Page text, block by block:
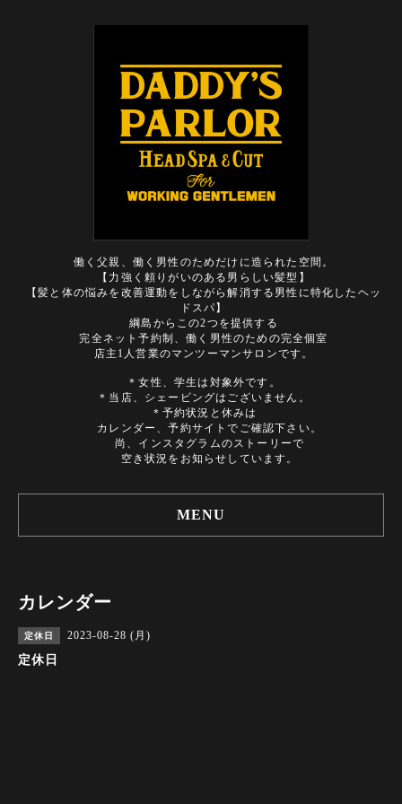
働く父親、働く男性のためだけに造られた空間。
【力強く頼りがいのある男らしい髪型】
【髪と体の悩みを改善運動をしながら解消する男性に特化したヘッ
ドスパ】
綱島からこの2つを提供する
完全ネット予約制、働く男性のための完全個室
店主1人営業のマンツーマンサロンです。
＊女性、学生は対象外です。
＊当店、シェービングはございません。
＊予約状況と休みは
カレンダー、予約サイトでご確認下さい。
尚、インスタグラムのストーリーで
空き状況をお知らせしています。
MENU
カレンダー
定休日 2023-08-28 (月)
定休日